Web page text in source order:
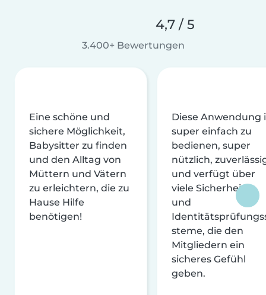
4,7 / 5
3.400+ Bewertungen
Eine schöne und
sichere Möglichkeit,
Babysitter zu finden
und den Alltag von
Müttern und Vätern
zu erleichtern, die zu
Hause Hilfe
benötigen!
Diese Anwendung
super einfach zu
bedienen, super
nützlich,
und verfügt über
viele Sicherheits-
und
steme, die den
Mitgliedern ein
sicheres Gefühl
geben.